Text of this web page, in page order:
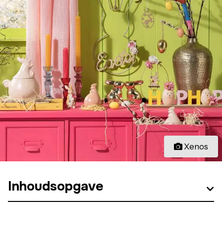
Xenos
Inhoudsopgave